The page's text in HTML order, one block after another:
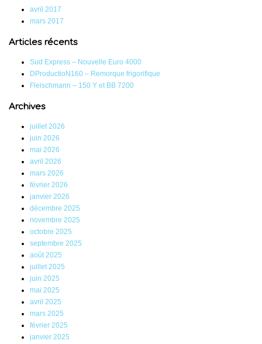
avril 2017
mars 2017
Articles récents
Sud Express – Nouvelle Euro 4000
DProductioN160 – Remorque frigorifique
Fleischmann – 150 Y et BB 7200
Archives
juillet 2026
juin 2026
mai 2026
avril 2026
mars 2026
février 2026
janvier 2026
décembre 2025
novembre 2025
octobre 2025
septembre 2025
août 2025
juillet 2025
juin 2025
mai 2025
avril 2025
mars 2025
février 2025
janvier 2025